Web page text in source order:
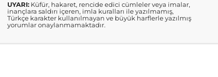
UYARI: Küfür, hakaret, rencide edici cümleler veya imalar,
inançlara saldırı içeren, imla kuralları ile yazılmamış,
Türkçe karakter kullanılmayan ve büyük harflerle yazılmış
yorumlar onaylanmamaktadır.